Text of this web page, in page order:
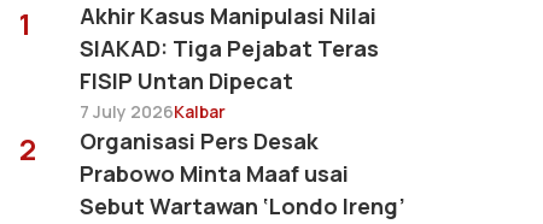
1
Akhir Kasus Manipulasi Nilai
SIAKAD: Tiga Pejabat Teras
FISIP Untan Dipecat
7 July 2026Kalbar
2
Organisasi Pers Desak
Prabowo Minta Maaf usai
Sebut Wartawan ‘Londo Ireng’